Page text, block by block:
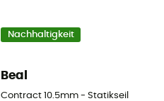
Nachhaltigkeit
Beal
Contract 10.5mm - Statikseil